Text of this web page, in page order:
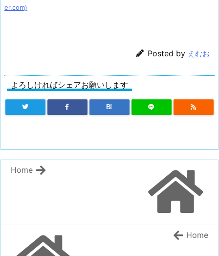
er.com)
Posted by えむお
よろしければシェアお願いします
B!
Home
Home